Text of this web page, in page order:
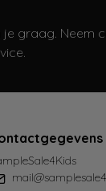
je graag. Neem